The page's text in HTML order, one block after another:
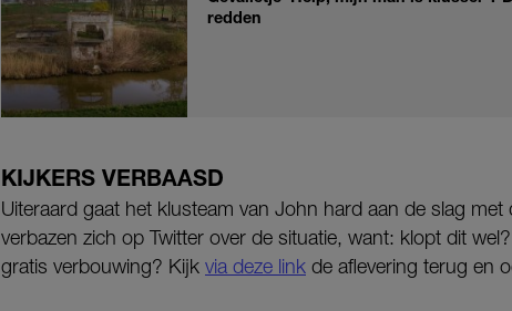
redden
KIJKERS VERBAASD
Uiteraard gaat het klusteam van John hard aan de slag
verbazen zich op Twitter over de situatie, want: klopt dit
gratis verbouwing? Kijk via deze link de aflevering terug en